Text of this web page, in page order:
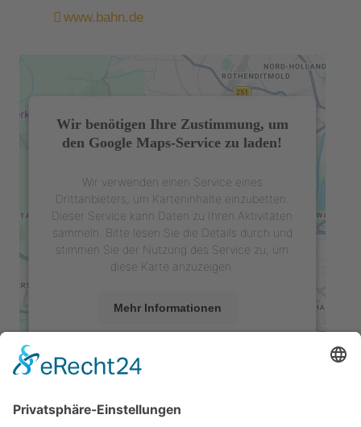
www.bahn.de
Wir benötigen Ihre Zustimmung, um
den Google Maps-Service zu laden!
Wir verwenden einen Service eines
Drittanbieters, um Karteninhalte einzubetten.
Dieser Service kann Daten zu Ihren Aktivitäten
sammeln. Bitte lesen Sie die Details durch und
stimmen Sie der Nutzung des Service zu, um
diese Karte anzuzeigen.
Mehr Informationen